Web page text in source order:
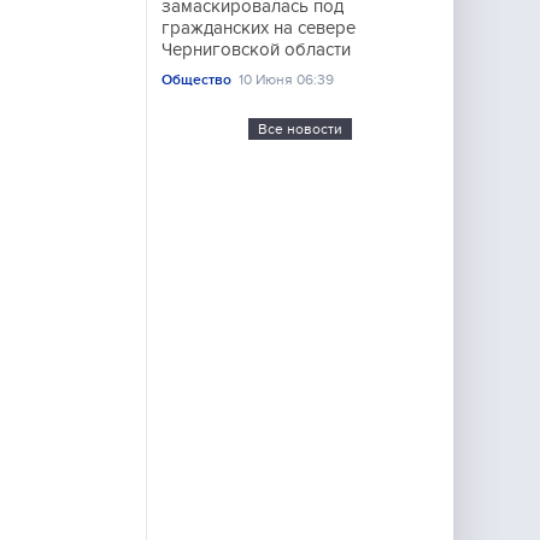
замаскировалась под
гражданских на севере
Черниговской области
Общество 10 Июня 06:39
Все новости